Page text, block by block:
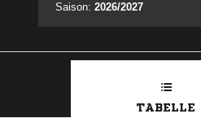
Saison: 2026/2027
TABELLE